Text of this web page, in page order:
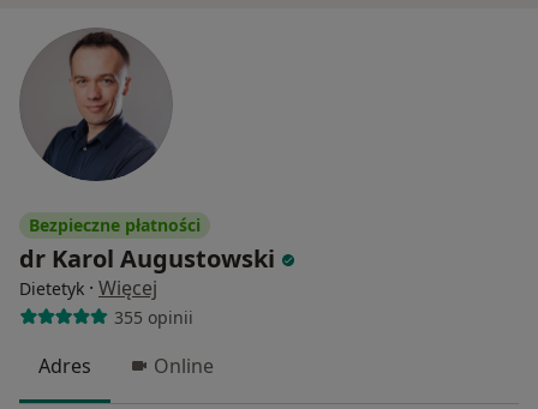
Bezpieczne płatności
dr Karol Augustowski
Dietetyk · Więcej
355 opinii
Adres Online